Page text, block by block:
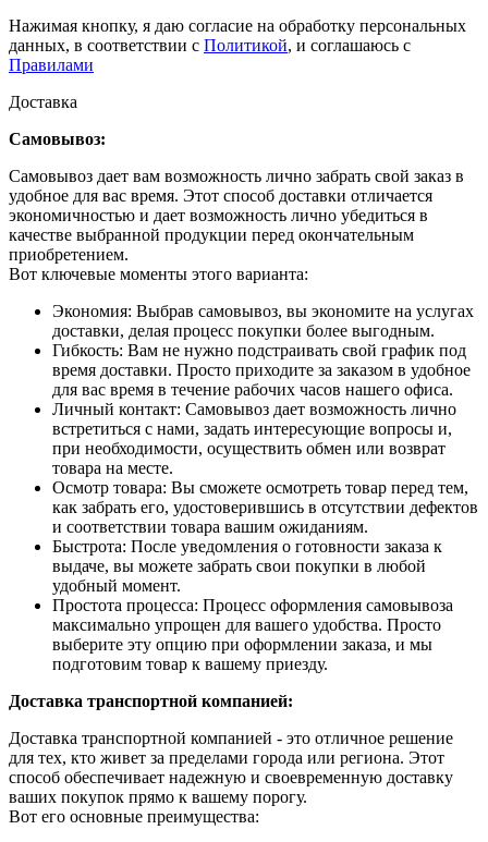
Нажимая кнопку, я даю согласие на обработку персональных
данных, в соответствии с Политикой, и соглашаюсь с
Правилами
Доставка
Самовывоз:
Самовывоз дает вам возможность лично забрать свой заказ в
удобное для вас время. Этот способ доставки отличается
экономичностью и дает возможность лично убедиться в
качестве выбранной продукции перед окончательным
приобретением.
Вот ключевые моменты этого варианта:
Экономия: Выбрав самовывоз, вы экономите на услугах
доставки, делая процесс покупки более выгодным.
Гибкость: Вам не нужно подстраивать свой график под
время доставки. Просто приходите за заказом в удобное
для вас время в течение рабочих часов нашего офиса.
Личный контакт: Самовывоз дает возможность лично
встретиться с нами, задать интересующие вопросы и,
при необходимости, осуществить обмен или возврат
товара на месте.
Осмотр товара: Вы сможете осмотреть товар перед тем,
как забрать его, удостоверившись в отсутствии дефектов
и соответствии товара вашим ожиданиям.
Быстрота: После уведомления о готовности заказа к
выдаче, вы можете забрать свои покупки в любой
удобный момент.
Простота процесса: Процесс оформления самовывоза
максимально упрощен для вашего удобства. Просто
выберите эту опцию при оформлении заказа, и мы
подготовим товар к вашему приезду.
Доставка транспортной компанией:
Доставка транспортной компанией - это отличное решение
для тех, кто живет за пределами города или региона. Этот
способ обеспечивает надежную и своевременную доставку
ваших покупок прямо к вашему порогу.
Вот его основные преимущества: